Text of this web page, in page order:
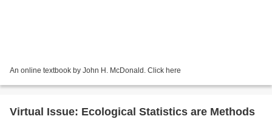
An online textbook by John H. McDonald. Click here
Virtual Issue: Ecological Statistics are Methods